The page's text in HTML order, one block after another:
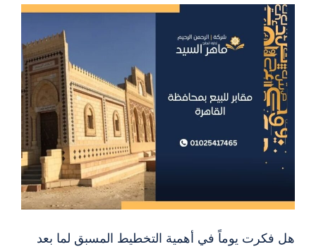
هل فكرت يوماً في أهمية التخطيط المسبق لما بعد